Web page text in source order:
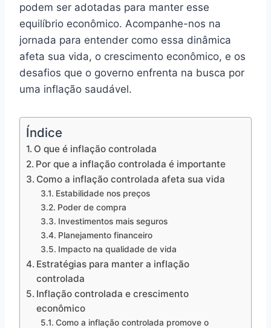
podem ser adotadas para manter esse
equilíbrio econômico. Acompanhe-nos na
jornada para entender como essa dinâmica
afeta sua vida, o crescimento econômico, e os
desafios que o governo enfrenta na busca por
uma inflação saudável.
Índice
O que é inflação controlada
Por que a inflação controlada é importante
Como a inflação controlada afeta sua vida
Estabilidade nos preços
Poder de compra
Investimentos mais seguros
Planejamento financeiro
Impacto na qualidade de vida
Estratégias para manter a inflação
controlada
Inflação controlada e crescimento
econômico
Como a inflação controlada promove o